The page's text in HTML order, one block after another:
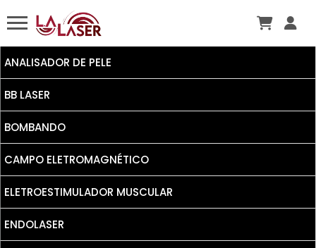
ANALISADOR DE PELE
BB LASER
BOMBANDO
CAMPO ELETROMAGNÉTICO
ELETROESTIMULADOR MUSCULAR
ENDOLASER